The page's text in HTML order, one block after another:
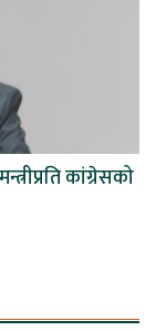
कांग्रेसको